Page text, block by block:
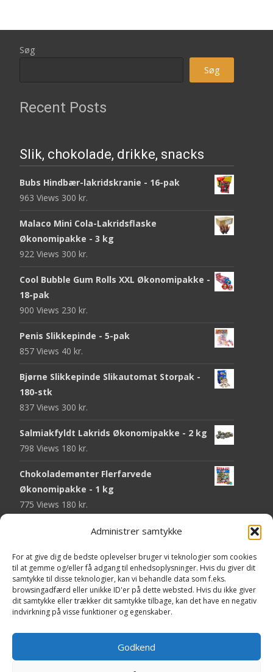
Administrer samtykke
For at give dig de bedste oplevelser bruger vi teknologier som cookies
til at gemme og/eller få adgang til enhedsoplysninger. Hvis du giver dit
samtykke til disse teknologier, kan vi behandle data som f.eks.
browsingadfærd eller unikke ID'er på dette websted. Hvis du ikke giver
dit samtykke eller trækker dit samtykke tilbage, kan det have en negativ
indvirkning på visse funktioner og egenskaber.
Godkend
Søg
Søg
Recent Posts
Slik, chokolade, drikke, snacks
Bubs Hindbær-lakridskranie - 16-pak
963 Views 300 kr.
Malaco Mini Cola-Lakridsflaske
Økonomipakke - 3 kg
922 Views 300 kr.
Cool Bubble Gum Rolls XXL Økonomipakke -
18-pak
900 Views 230 kr.
Penis Slikkepinde - 5-pak
857 Views 40 kr.
Bjørne Slikkepinde Slikautomat Storpak -
180-stk
837 Views 300 kr.
Salmiakfyldt Lakrids Økonomipakke - 2 kg
798 Views 180 kr.
Chokolademønter Flerfarvede
Økonomipakke - 1 kg
775 Views 180 kr.
Malaco Stjerner Lakrids - 92 gram
Pringles Hot & Spicy - 165 gram
751 Views40 kr.
Fini Krudttønder Tyggegummi